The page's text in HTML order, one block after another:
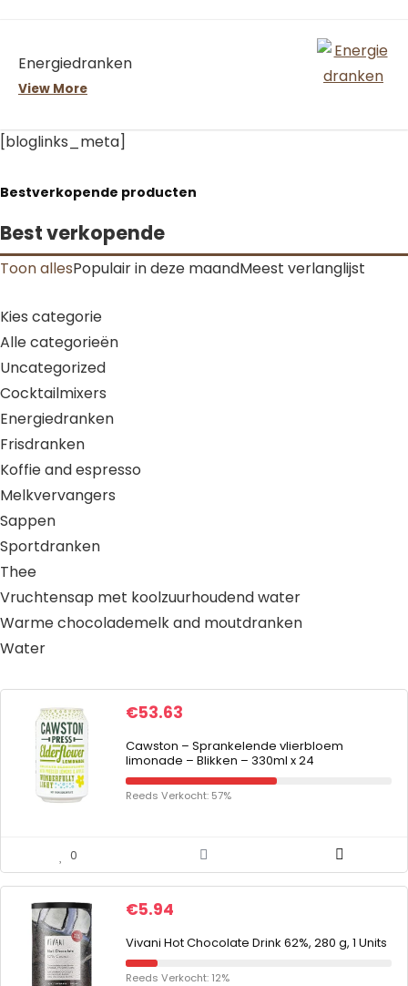
Energiedranken
View More
[bloglinks_meta]
Bestverkopende producten
Best verkopende
Toon allesPopulair in deze maandMeest verlanglijst
Kies categorie
Alle categorieën
Uncategorized
Cocktailmixers
Energiedranken
Frisdranken
Koffie and espresso
Melkvervangers
Sappen
Sportdranken
Thee
Vruchtensap met koolzuurhoudend water
Warme chocolademelk and moutdranken
Water
€53.63
Cawston – Sprankelende vlierbloem
limonade – Blikken – 330ml x 24
Reeds Verkocht: 57%
0
€5.94
Vivani Hot Chocolate Drink 62%, 280 g, 1 Units
Reeds Verkocht: 12%